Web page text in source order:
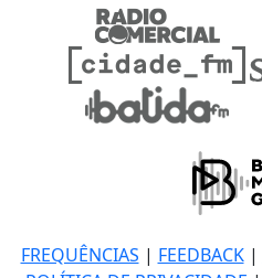
FREQUÊNCIAS | FEEDBACK|